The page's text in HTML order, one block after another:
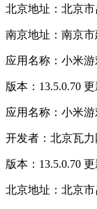
北京地址：北京
南京地址：南京
应用名称：小米
版本：13.5.0.70
应用名称：小米
开发者：北京瓦力
版本：13.5.0.70
北京地址：北京